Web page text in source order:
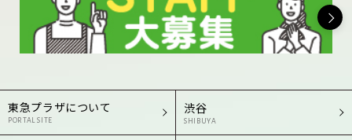
東急プラザについて
PORTAL SITE
渋谷
SHIBUYA